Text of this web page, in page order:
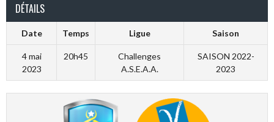
DÉTAILS
Date Temps Ligue Saison
4 mai
2023
20h45
Challenges
A.S.E.A.A.
SAISON 2022-
2023